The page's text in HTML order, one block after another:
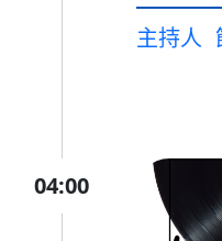
主持人
04:00